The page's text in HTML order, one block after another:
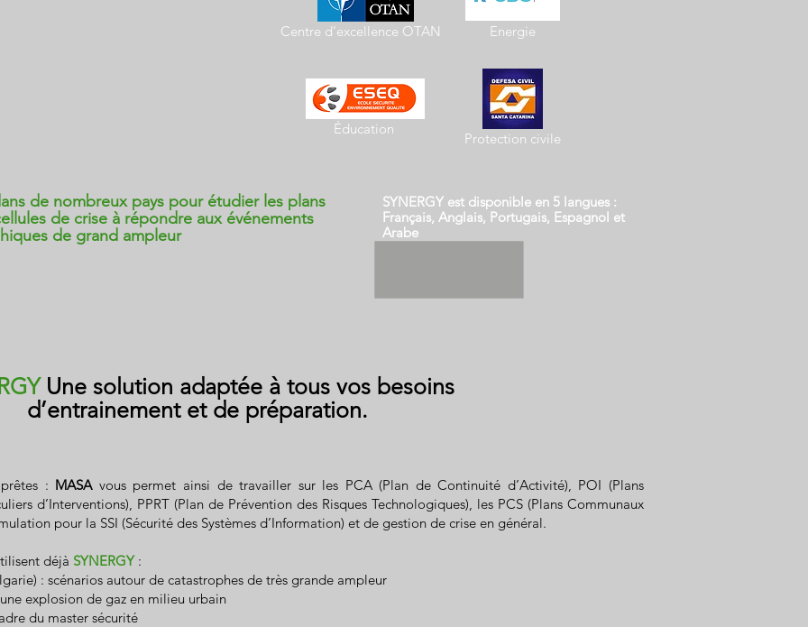
de nombreux pays pour étudier les plans
de crise à répondre aux événements
de grand ampleur
SYNERGY est disponible en 5 langues :
Français, Anglais, Portugais, Espagnol et
Arabe
Centre d'excellence OTAN Energie
Éducation
Protection civile
Une solution adaptée à tous vos besoins
d’entrainement et de préparation.
: MASAvous permet ainsi de travailler sur les PCA (Plan de Continuité d’Activité), POI (Plans
d’Interventions), PPRT (Plan de Prévention des Risques Technologiques), les PCS (Plans Communaux
pour la SSI (Sécurité des Systèmes d’Information) et de gestion de crise en général.
déjà SYNERGY:
: scénarios autour de catastrophes de très grande ampleur
explosion de gaz en milieu urbain
du master sécurité